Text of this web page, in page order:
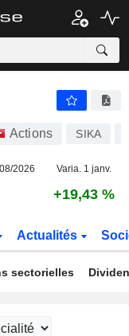
Actions SIKA
2026 Varia. 1 janv.
+19,43 %
Actualités
sectorielles